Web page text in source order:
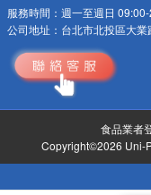
服務時間： 週一至週日
公司地址： 台北市北投區大
食品業者
Copyright©2026 Uni-